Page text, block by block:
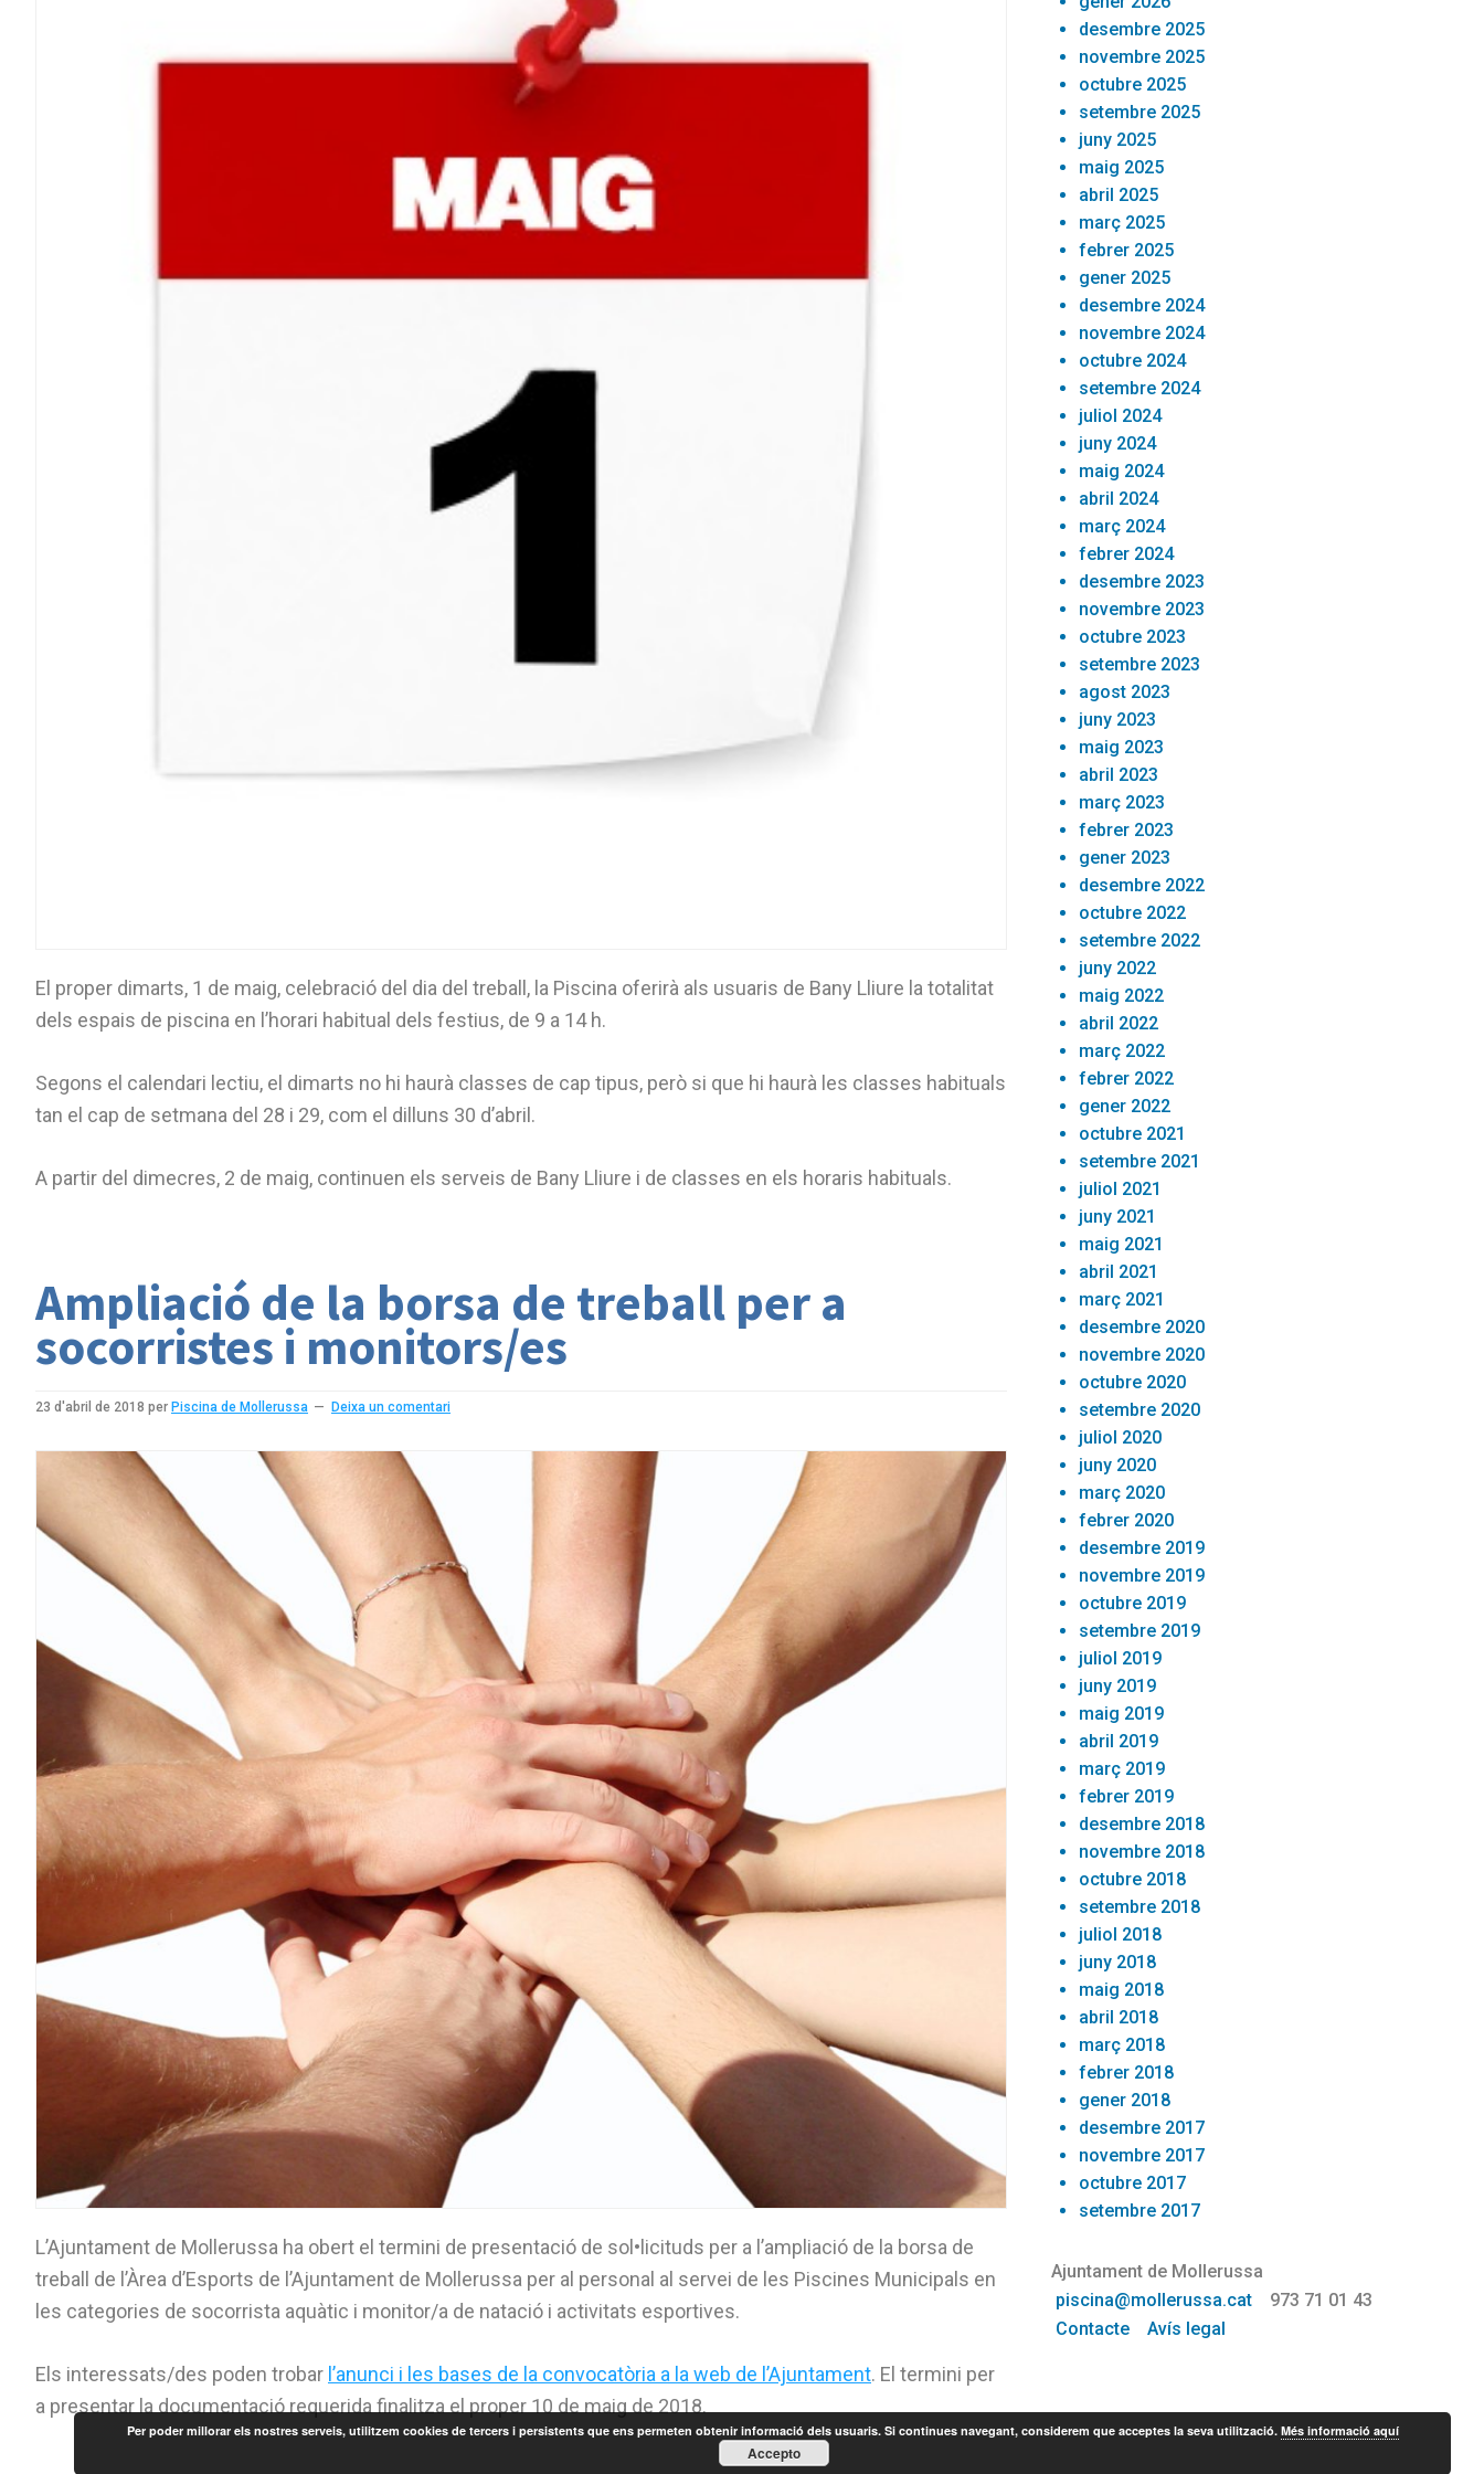
El proper dimarts, 1 de maig, celebració del dia del treball, la Piscina oferirà als usuaris de Bany Lliure la totalitat
dels espais de piscina en l’horari habitual dels festius, de 9 a 14 h.
Segons el calendari lectiu, el dimarts no hi haurà classes de cap tipus, però si que hi haurà les classes habituals
tan el cap de setmana del 28 i 29, com el dilluns 30 d’abril.
A partir del dimecres, 2 de maig, continuen els serveis de Bany Lliure i de classes en els horaris habituals.
Ampliació de la borsa de treball per a
socorristes i monitors/es
23 d'abril de 2018 per Piscina de Mollerussa Deixa un comentari
L’Ajuntament de Mollerussa ha obert el termini de presentació de sol•licituds per a l’ampliació de la borsa de
treball de l’Àrea d’Esports de l’Ajuntament de Mollerussa per al personal al servei de les Piscines Municipals en
les categories de socorrista aquàtic i monitor/a de natació i activitats esportives.
Els interessats/des poden trobar l’anunci i les bases de la convocatòria a la web de l’Ajuntament. El termini per
a presentar la documentació requerida finalitza el proper 10 de maig de 2018.
desembre 2025
novembre 2025
octubre 2025
setembre 2025
juny 2025
maig 2025
abril 2025
març 2025
febrer 2025
gener 2025
desembre 2024
novembre 2024
octubre 2024
setembre 2024
juliol 2024
juny 2024
maig 2024
abril 2024
març 2024
febrer 2024
desembre 2023
novembre 2023
octubre 2023
setembre 2023
agost 2023
juny 2023
maig 2023
abril 2023
març 2023
febrer 2023
gener 2023
desembre 2022
octubre 2022
setembre 2022
juny 2022
maig 2022
abril 2022
març 2022
febrer 2022
gener 2022
octubre 2021
setembre 2021
juliol 2021
juny 2021
maig 2021
abril 2021
març 2021
desembre 2020
novembre 2020
octubre 2020
setembre 2020
juliol 2020
juny 2020
març 2020
febrer 2020
desembre 2019
novembre 2019
octubre 2019
setembre 2019
juliol 2019
juny 2019
maig 2019
abril 2019
març 2019
febrer 2019
desembre 2018
novembre 2018
octubre 2018
setembre 2018
juliol 2018
juny 2018
maig 2018
abril 2018
març 2018
febrer 2018
gener 2018
desembre 2017
novembre 2017
octubre 2017
setembre 2017
Ajuntament de Mollerussa
piscina@mollerussa.cat 973 71 01 43
Contacte
Avís legal
Per poder millorar els nostres serveis, utilitzem cookies de tercers i persistents que ens permeten obtenir informació dels usuaris. Si continues navegant, considerem que acceptes la seva utilització. Més informació aquí
Accepto